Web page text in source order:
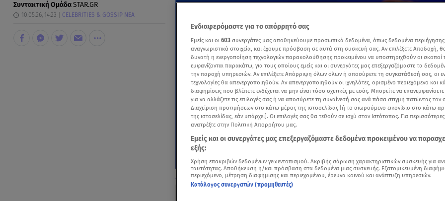
Συντακτική ΟμάδαSTAR.GR
10.05.26, 14:23 CELEBRITIES & GOSSIP ΝΕΑ
Η Εύη Δρούτσα για τον Πασχάλη Τερζή (βίντεο Mega)
Ενδιαφερόμαστε για το απόρρητό σας
Εμείς και οι 603 συνεργάτες μας αποθηκεύουμε προσωπικά δεδομένα, όπως δεδομένα
αναγνωριστικά στοιχεία, και έχουμε πρόσβαση σε αυτά στη συσκευή σας. Αν επιλέξετε Αποδοχή,
δυνατή η ενεργοποίηση τεχνολογιών παρακολούθησης προκειμένου να υποστηριχθούν οι σκοποί
εμφανίζονται παρακάτω, για τους οποίους εμείς και οι συνεργάτες μας επεξεργαζόμαστε τα
την παροχή υπηρεσιών. Αν επιλέξετε Απόρριψη όλων όλων ή αποσύρετε τη συγκατάθεσή σας, οι
τεχνολογίες θα απενεργοποιηθούν. Αν απενεργοποιηθούν οι ιχνηλάτες, ορισμένο περιεχόμενο και
διαφημίσεις που βλέπετε ενδέχεται να μην είναι τόσο σχετικές με εσάς. Μπορείτε να
για να αλλάξετε τις επιλογές σας ή να αποσύρετε τη συναίνεσή σας ανά πάσα στιγμή πατώντας τον
Διαχείριση προτιμήσεων στο κάτω μέρος της ιστοσελίδας [ή το αιωρούμενο εικονίδιο στο κάτω
της ιστοσελίδας, εάν υπάρχει]. Οι επιλογές σας θα τεθούν σε ισχύ στον Ιστότοπος. Για
ανατρέξτε στην Πολιτική Απορρήτου μας.
Εμείς και οι συνεργάτες μας επεξεργαζόμαστε δεδομένα προκειμένου να
εξής:
Χρήση επακριβών δεδομένων γεωεντοπισμού. Ακριβής σάρωση χαρακτηριστικών συσκευής για
ταυτότητας. Αποθήκευση ή/και πρόσβαση στα δεδομένα μιας συσκευής. Εξατομικευμένη
περιεχόμενο, μέτρηση διαφήμισης και περιεχομένου, έρευνα κοινού και ανάπτυξη υπηρεσιών.
Κατάλογος συνεργατών (προμηθευτές)